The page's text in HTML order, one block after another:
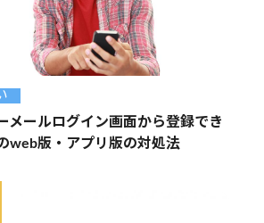
メールログイン画面から登録でき
web版・アプリ版の対処法